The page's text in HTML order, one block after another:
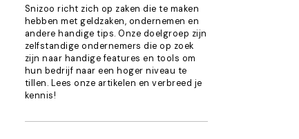
Snizoo richt zich op zaken die te maken
hebben met geldzaken, ondernemen en
andere handige tips. Onze doelgroep zijn
zelfstandige ondernemers die op zoek
zijn naar handige features en tools om
hun bedrijf naar een hoger niveau te
tillen. Lees onze artikelen en verbreed je
kennis!